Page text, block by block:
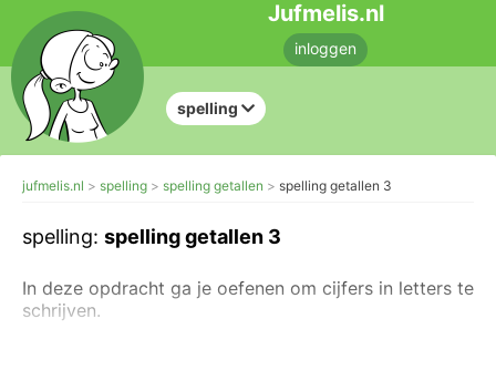
Jufmelis.nl
inloggen
spelling
jufmelis.nl spelling spelling getallen spelling getallen 3
spelling: spelling getallen 3
In deze opdracht ga je oefenen om cijfers in letters te
schrijven.